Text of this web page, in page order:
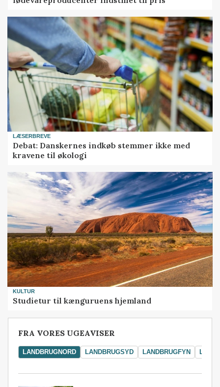
LÆSERBREVE
Debat: Danskernes indkøb stemmer ikke med
kravene til økologi
KULTUR
Studietur til kænguruens hjemland
FRA VORES UGEAVISER
LANDBRUGNORD LANDBRUGSYD LANDBRUGFYN